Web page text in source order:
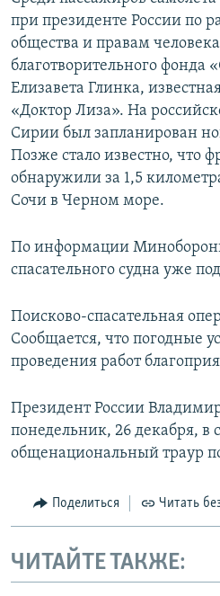
при президенте России по
общества и правам
благотворительного фонда
Елизавета Глинка,
«Доктор Лиза». На
Сирии был запланирован
Позже стало известно, что
обнаружили за 1,5
Сочи в Черном море.
По информации
спасательного судна уже
Поисково-спасательная
Сообщается, что погодные
проведения работ
Президент России
понедельник, 26 декабря, в
общенациональный траур
Поделиться Читать
ЧИТАЙТЕ ТАКЖЕ: